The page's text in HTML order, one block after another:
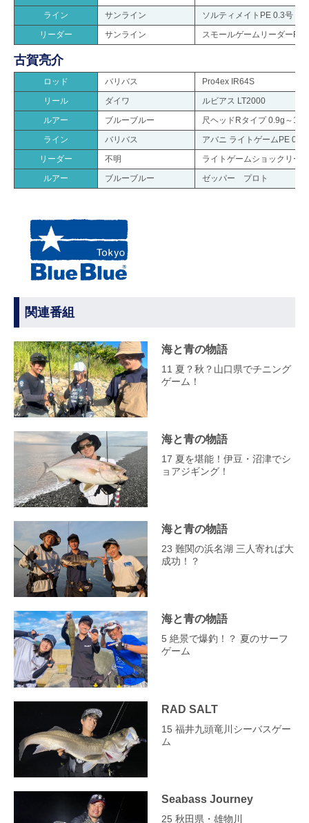
ライン
サンライン
ソルティメイトPE 0.3号
リーダー
サンライン スモールゲームリーダー
古賀亮介
ロッド バリバス
Pro4ex IR64S
リール
ダイワ
ルビアス LT2000
ルアー
ブルーブルー
尺ヘッドRタイプ 0.9g～1.5g
ライン
バリバス
アバニ ライトゲームPE 0.4
リーダー
不明
ライトゲームショックリー
ルアー
ブルーブルー ゼッパー プロト
関連番組
海と青の物語
11 夏？秋？山口県でチニング
ゲーム！
海と青の物語
17 夏を堪能！伊豆・沼津でシ
ョアジギング！
海と青の物語
23 難関の浜名湖 三人寄れば大
成功！？
海と青の物語
5 絶景で爆釣！？ 夏のサーフ
ゲーム
RAD SALT
15 福井九頭竜川シーバスゲー
ム
Seabass Journey
25 秋田県・雄物川